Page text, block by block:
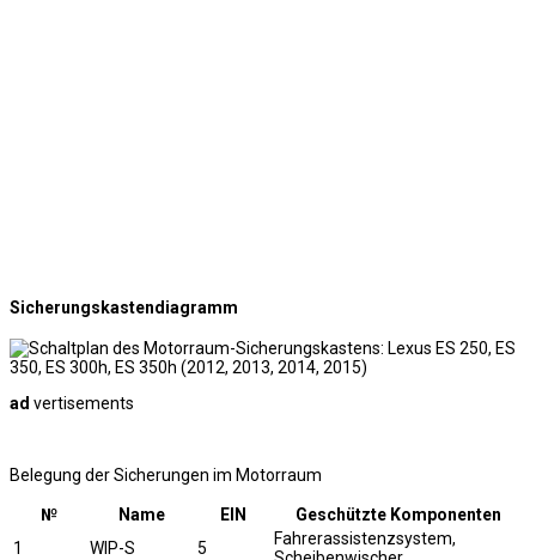
Sicherungskastendiagramm
ad vertisements
Belegung der Sicherungen im Motorraum
№ Name EIN
Geschützte Komponenten
1
WIP-S 5
Fahrerassistenzsystem,